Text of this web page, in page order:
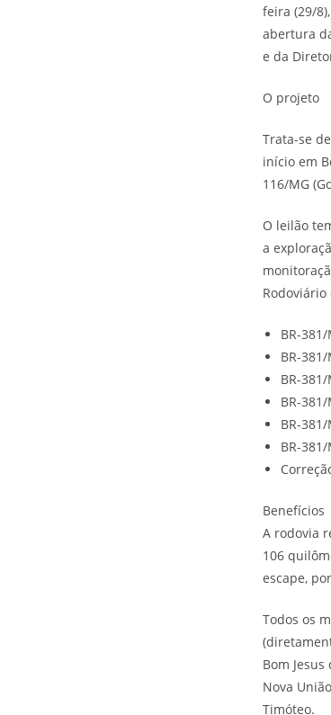
feira (29/
abertura
e da
O projeto
Trata-se
início em
116/MG
O leilão
a
BR-
BR-
BR-
BR-
BR-
BR-
Benefícios
A rodovia
106
escape,
Todos os
Bom
Nova
Timóteo.